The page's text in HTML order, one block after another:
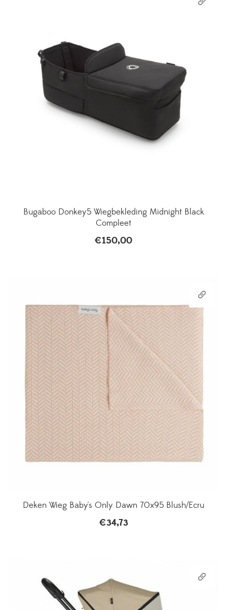
Bugaboo Donkey5 Wiegbekleding Midnight Black
Compleet
€150,00
Deken Wieg Baby's Only Dawn 70x95 Blush/Ecru
€34,73